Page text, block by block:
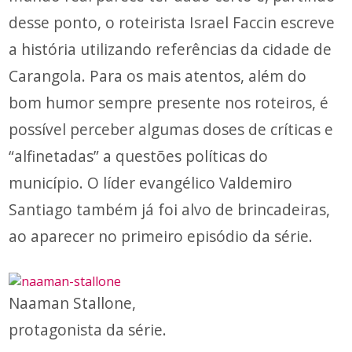
desse ponto, o roteirista Israel Faccin escreve
a história utilizando referências da cidade de
Carangola. Para os mais atentos, além do
bom humor sempre presente nos roteiros, é
possível perceber algumas doses de críticas e
“alfinetadas” a questões políticas do
município. O líder evangélico Valdemiro
Santiago também já foi alvo de brincadeiras,
ao aparecer no primeiro episódio da série.
Naaman Stallone,
protagonista da série.